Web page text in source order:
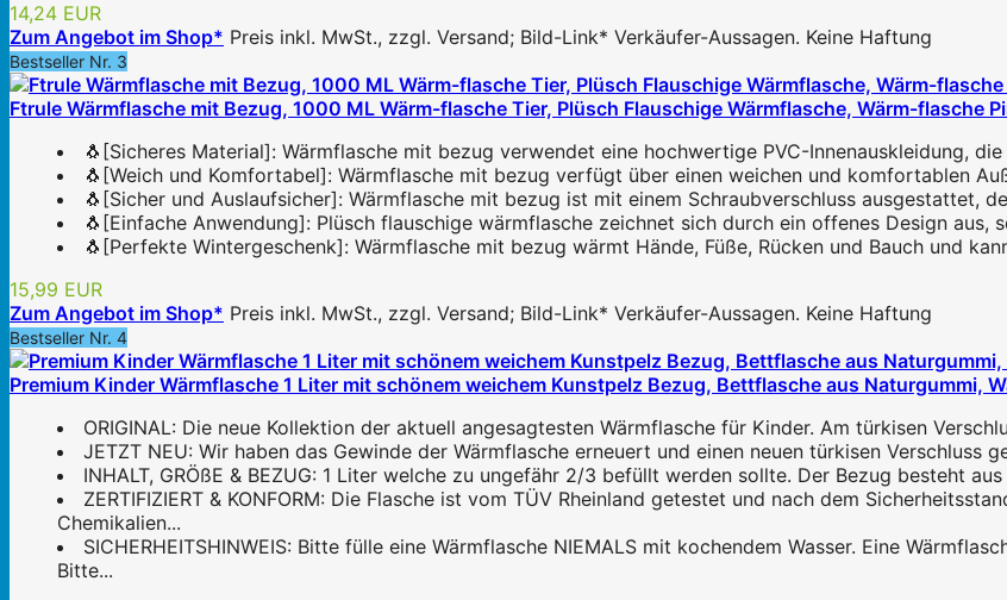
14,24 EUR
Zum Angebot im Shop* Preis inkl. MwSt., zzgl. Versand; Bild-Link* Verkäufer-Aussagen. Keine Haftung
Bestseller Nr. 3
Ftrule Wärmflasche mit Bezug, 1000 ML Wärm-flasche Tier, Plüsch Flauschige Wärmflasche, Wärm-flasche
🐧[Sicheres Material]: Wärmflasche mit bezug verwendet eine hochwertige PVC-Innenauskleidung,
🐧[Weich und Komfortabel]: Wärmflasche mit bezug verfügt über einen weichen und komfortablen
🐧[Sicher und Auslaufsicher]: Wärmflasche mit bezug ist mit einem Schraubverschluss ausgestattet,
🐧[Einfache Anwendung]: Plüsch flauschige wärmflasche zeichnet sich durch ein offenes Design aus,
🐧[Perfekte Wintergeschenk]: Wärmflasche mit bezug wärmt Hände, Füße, Rücken und Bauch und
15,99 EUR
Zum Angebot im Shop* Preis inkl. MwSt., zzgl. Versand; Bild-Link* Verkäufer-Aussagen. Keine Haftung
Bestseller Nr. 4
Premium Kinder Wärmflasche 1 Liter mit schönem weichem Kunstpelz Bezug, Bettflasche aus Naturgummi,
ORIGINAL: Die neue Kollektion der aktuell angesagtesten Wärmflasche für Kinder. Am türkisen
JETZT NEU: Wir haben das Gewinde der Wärmflasche erneuert und einen neuen türkisen Verschluss
INHALT, GRÖßE & BEZUG: 1 Liter welche zu ungefähr 2/3 befüllt werden sollte. Der Bezug besteht
ZERTIFIZIERT & KONFORM: Die Flasche ist vom TÜV Rheinland getestet und nach dem
Chemikalien...
SICHERHEITSHINWEIS: Bitte fülle eine Wärmflasche NIEMALS mit kochendem Wasser. Eine
Bitte...